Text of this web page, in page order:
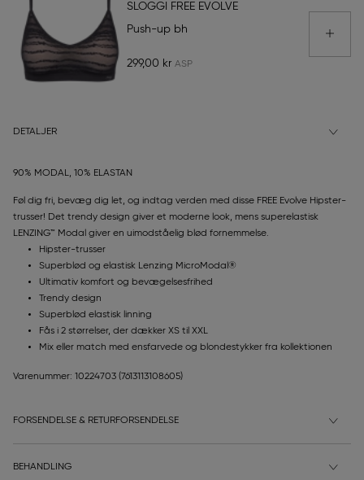
SLOGGI FREE EVOLVE
Push-up bh
299,00 kr
DETALJER
90% MODAL, 10% ELASTAN
Føl dig fri, bevæg dig let, og indtag verden med disse FREE Evolve Hipster-
trusser! Det trendy design giver et moderne look, mens superelastisk
LENZING™ Modal giver en uimodståelig blød fornemmelse.
Hipster-trusser
Superblød og elastisk Lenzing MicroModal®
Ultimativ komfort og bevægelsesfrihed
Trendy design
Superblød elastisk linning
Fås i 2 størrelser, der dækker XS til XXL
Mix eller match med ensfarvede og blondestykker fra kollektionen
Varenummer: 10224703 (7613113108605)
FORSENDELSE & RETURFORSENDELSE
BEHANDLING